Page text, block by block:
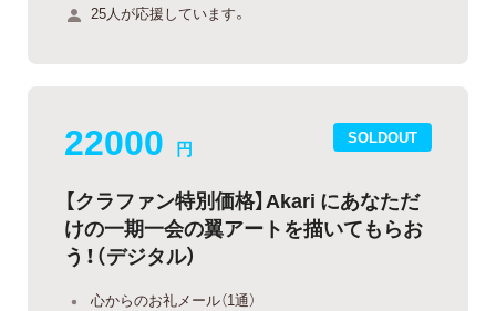
25人が応援しています。
SOLDOUT
22000 円
【クラファン特別価格】Akari にあなただ
けの一期一会の翼アートを描いてもらお
う！（デジタル）
心からのお礼メール（1通）